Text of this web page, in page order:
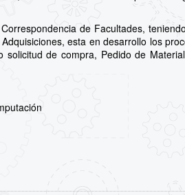
de Facultades,
esta en desarrollo los
solicitud de compra, Pedido de